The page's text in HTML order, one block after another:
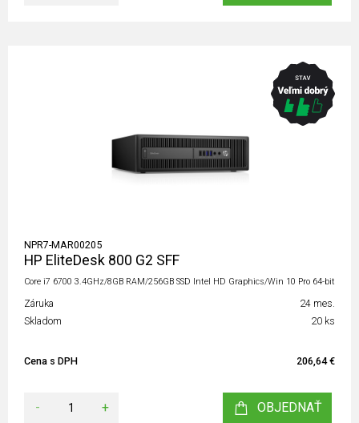
NPR7-MAR00205
HP EliteDesk 800 G2 SFF
Core i7 6700 3.4GHz/8GB RAM/256GB SSD Intel HD Graphics/Win 10 Pro 64-bit
Záruka
24 mes.
Skladom
20 ks
Cena s DPH 206,64 €
- + OBJEDNAŤ